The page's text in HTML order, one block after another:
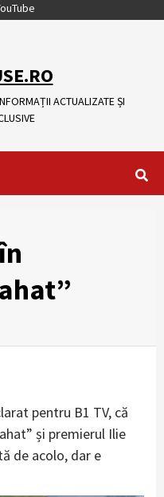
ACTUALIZATE ȘI
pentru B1 TV, că
și premierul Ilie
de acolo, dar e